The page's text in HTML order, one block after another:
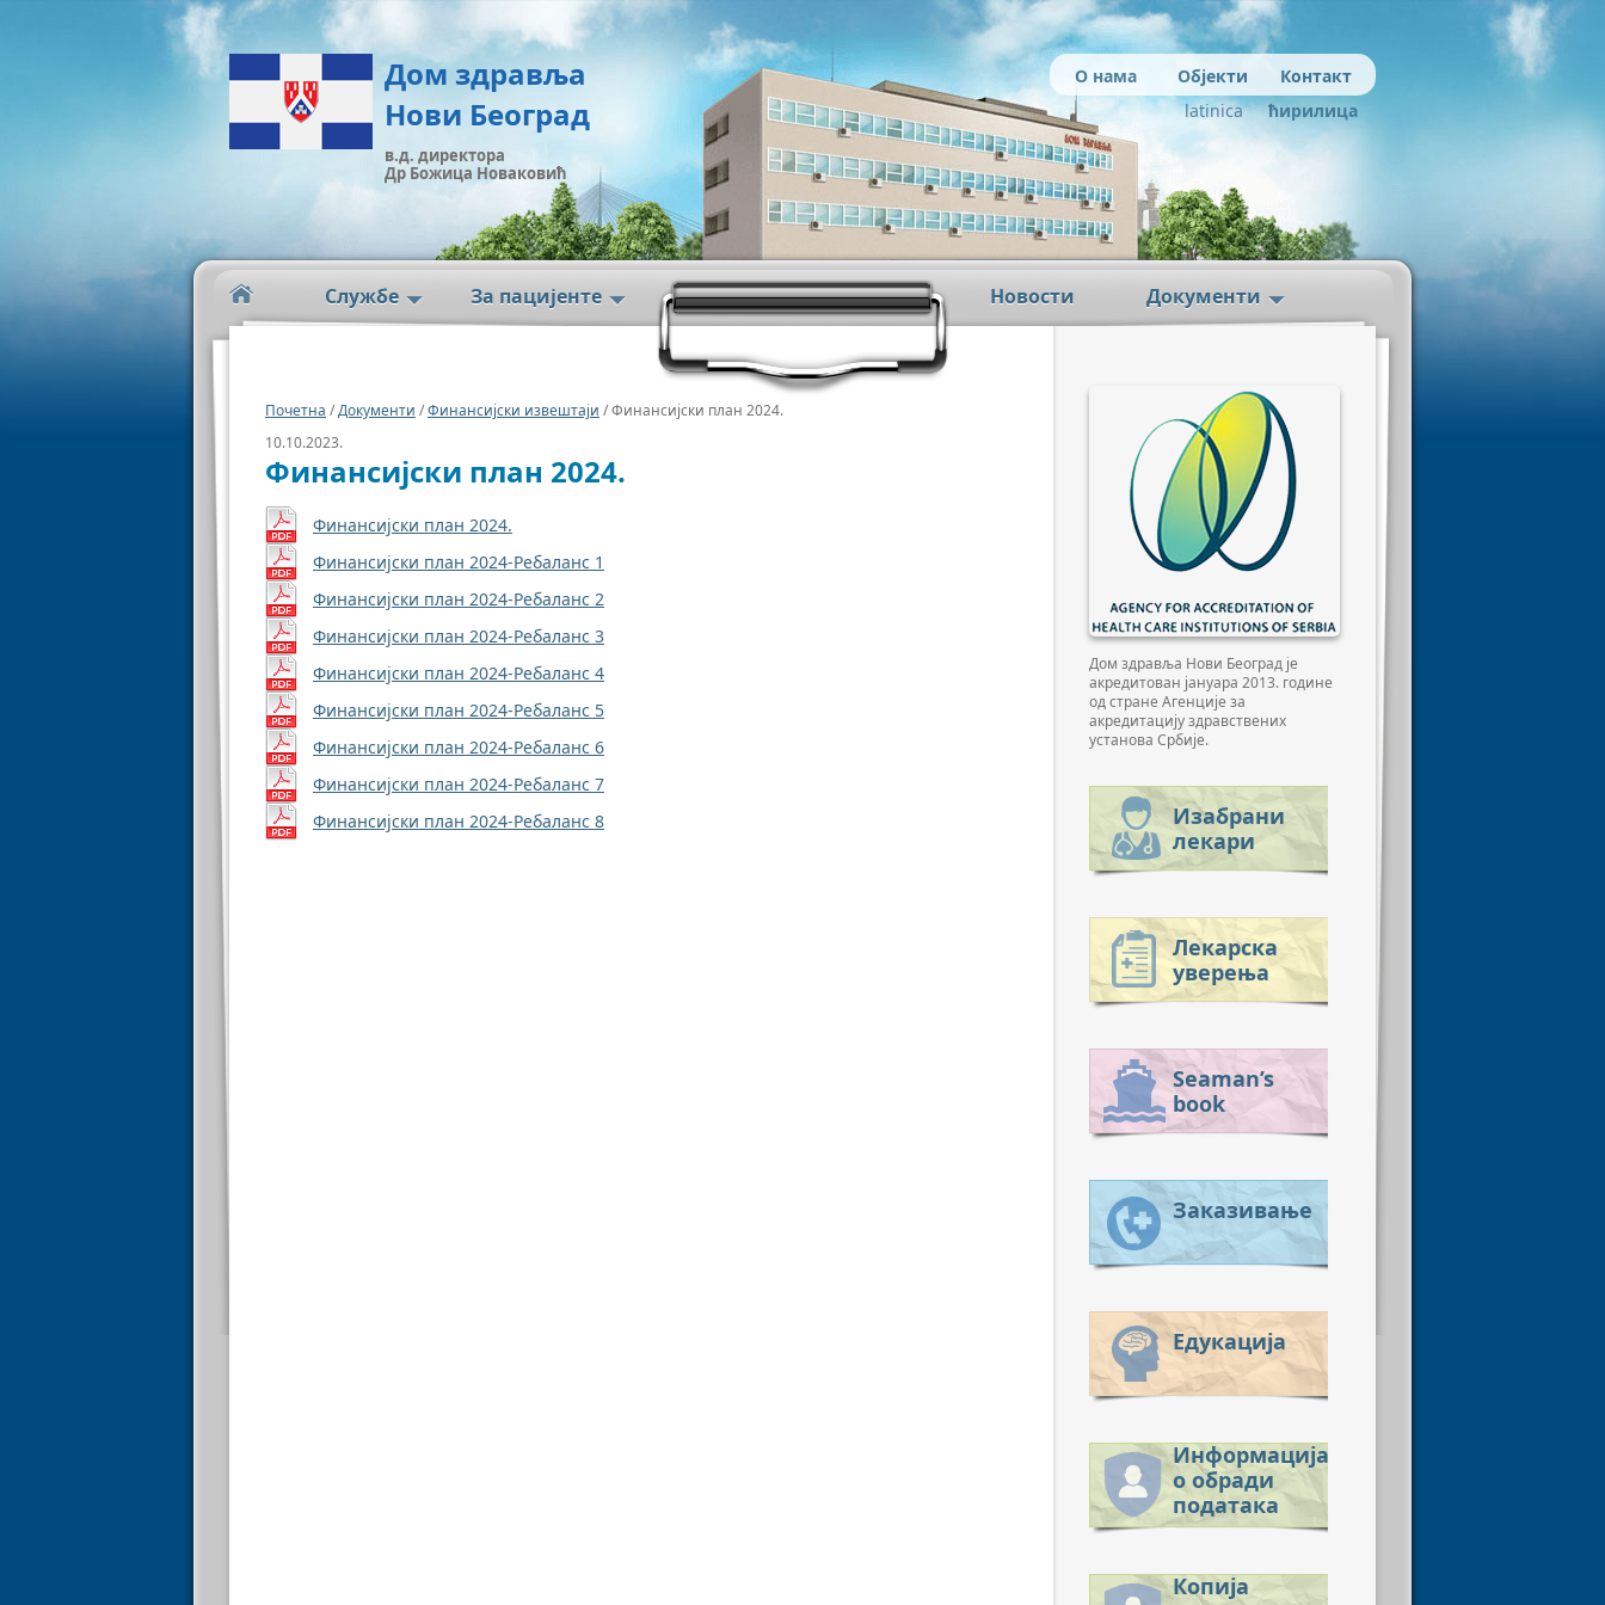
О нама Објекти
Контакт
ћирилица
latinica
Дом здравља
Нови Београд
в.д. директора
Др Божица Новаковић
Службе За пацијенте Новости Документи
Почетна /Документи /Финансијски извештаји / Финансијски план 2024.
10.10.2023.
Финансијски план 2024.
Финансијски план 2024.
Финансијски план 2024-Ребаланс 1
Финансијски план 2024-Ребаланс 2
Финансијски план 2024-Ребаланс 3
Финансијски план 2024-Ребаланс 4
Финансијски план 2024-Ребаланс 5
Финансијски план 2024-Ребаланс 6
Финансијски план 2024-Ребаланс 7
Финансијски план 2024-Ребаланс 8
Дом здравља Нови Београд је
акредитован јануара 2013. године
од стране Агенције за
акредитацију здравствених
установа Србије.
Изабрани
лекари
Лекарска
уверења
Seaman’s
book
Заказивање
Едукација
Информација
о обради
података
Копија